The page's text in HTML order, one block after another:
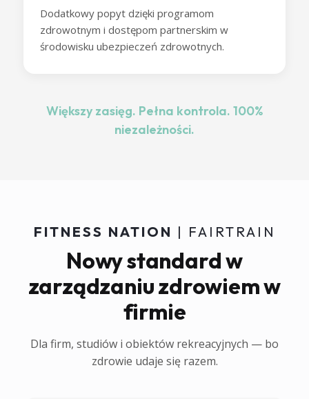
Dodatkowy popyt dzięki programom
zdrowotnym i dostępom partnerskim w
środowisku ubezpieczeń zdrowotnych.
Większy zasięg. Pełna kontrola. 100%
niezależności.
FITNESS NATION | FAIRTRAIN
Nowy standard w
zarządzaniu zdrowiem w
firmie
Dla firm, studiów i obiektów rekreacyjnych — bo
zdrowie udaje się razem.